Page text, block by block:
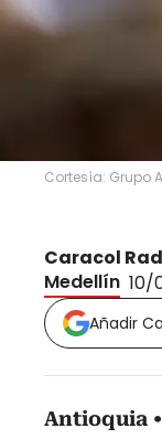
Cortesía: Grupo
Caracol
Medellín 10/
Añadir
Antioquia